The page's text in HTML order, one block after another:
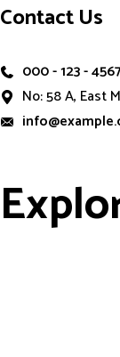
Contact Us
000 - 123 -
No: 58 A, East